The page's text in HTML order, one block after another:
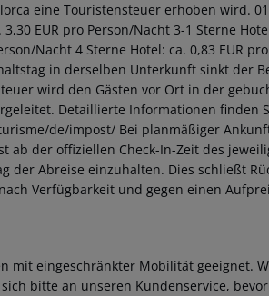
eine Touristensteuer erhoben wird.
EUR pro Person/Nacht 3-1 Sterne
Nacht 4 Sterne Hotel: ca. 0,83 EUR
in derselben Unterkunft sinkt der
wird den Gästen vor Ort in der
Detaillierte Informationen finden
de/impost/ Bei planmäßiger
ab der offiziellen Check-In-Zeit des
der Abreise einzuhalten. Dies schließt
Verfügbarkeit und gegen einen
mit eingeschränkter Mobilität geeignet.
bitte an unseren Kundenservice,